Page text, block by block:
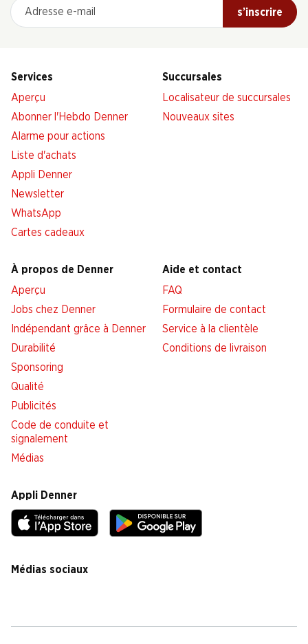
Adresse e-mail
s’inscrire
Services
Aperçu
Abonner l'Hebdo Denner
Alarme pour actions
Liste d'achats
Appli Denner
Newsletter
WhatsApp
Cartes cadeaux
Succursales
Localisateur de succursales
Nouveaux sites
À propos de Denner
Aperçu
Jobs chez Denner
Indépendant grâce à Denner
Durabilité
Sponsoring
Qualité
Publicités
Code de conduite et
signalement
Médias
Aide et contact
FAQ
Formulaire de contact
Service à la clientèle
Conditions de livraison
Appli Denner
Médias sociaux